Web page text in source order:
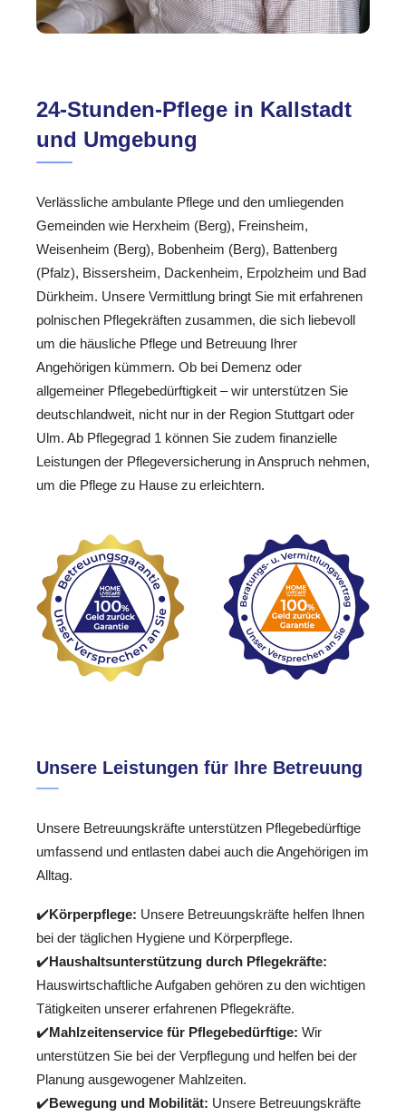
24-Stunden-Pflege in Kallstadt
und Umgebung
Verlässliche ambulante Pflege und den umliegenden
Gemeinden wie Herxheim (Berg), Freinsheim,
Weisenheim (Berg), Bobenheim (Berg), Battenberg
(Pfalz), Bissersheim, Dackenheim, Erpolzheim und Bad
Dürkheim. Unsere Vermittlung bringt Sie mit erfahrenen
polnischen Pflegekräften zusammen, die sich liebevoll
um die häusliche Pflege und Betreuung Ihrer
Angehörigen kümmern. Ob bei Demenz oder
allgemeiner Pflegebedürftigkeit – wir unterstützen Sie
deutschlandweit, nicht nur in der Region Stuttgart oder
Ulm. Ab Pflegegrad 1 können Sie zudem finanzielle
Leistungen der Pflegeversicherung in Anspruch nehmen,
um die Pflege zu Hause zu erleichtern.
Unsere Leistungen für Ihre Betreuung
Unsere Betreuungskräfte unterstützen Pflegebedürftige
umfassend und entlasten dabei auch die Angehörigen im
Alltag.
✔️Körperpflege: Unsere Betreuungskräfte helfen Ihnen
bei der täglichen Hygiene und Körperpflege.
✔️Haushaltsunterstützung durch Pflegekräfte:
Hauswirtschaftliche Aufgaben gehören zu den wichtigen
Tätigkeiten unserer erfahrenen Pflegekräfte.
✔️Mahlzeitenservice für Pflegebedürftige: Wir
unterstützen Sie bei der Verpflegung und helfen bei der
Planung ausgewogener Mahlzeiten.
✔️Bewegung und Mobilität: Unsere Betreuungskräfte